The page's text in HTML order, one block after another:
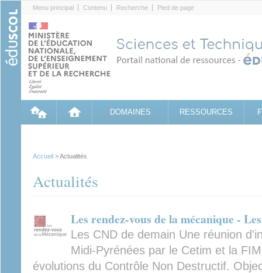
Menu principal Contenu Recherche Pied de page
DOMAINES RESSOURCES
Accueil > Actualités
Actualités
Les rendez-vous de la mécanique -
Les CND de demain Une réunion
Midi-Pyrénées par le Cetim et la
évolutions du Contrôle Non Destructif.